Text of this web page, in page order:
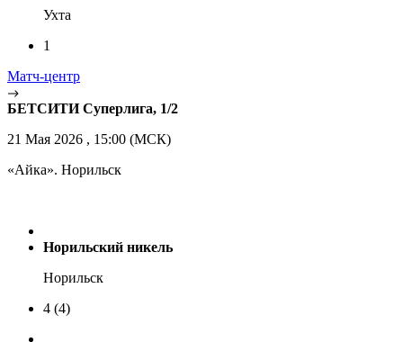
Ухта
1
Матч-центр
БЕТСИТИ Суперлига, 1/2
21 Мая 2026 , 15:00 (МСК)
«Айка». Норильск
Норильский никель
Норильск
4 (4)